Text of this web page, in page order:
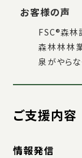
お客様の声
FSC®森林
森林林林
泉がやらな
ご支援内容
情報発信